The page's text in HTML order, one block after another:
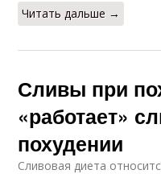
Читать дальше →
Сливы при
«работает»
похудении
Сливовая диета